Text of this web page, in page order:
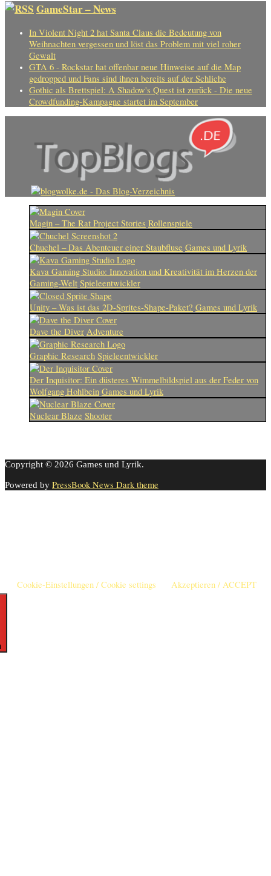
GameStar – News
In Violent Night 2 hat Santa Claus die Bedeutung von
Weihnachten vergessen und löst das Problem mit viel roher
Gewalt
GTA 6 - Rockstar hat offenbar neue Hinweise auf die Map
gedropped und Fans sind ihnen bereits auf der Schliche
Gothic als Brettspiel: A Shadow's Quest ist zurück - Die neue
Crowdfunding-Kampagne startet im September
Magin – The Rat Project Stories Rollenspiele
Chuchel – Das Abenteuer einer Staubfluse Games und Lyrik
Kava Gaming Studio: Innovation und Kreativität im Herzen der
Gaming-Welt Spieleentwickler
Unity – Was ist das 2D-Sprites-Shape-Paket? Games und Lyrik
Dave the Diver Adventure
Graphic Research Spieleentwickler
Der Inquisitor: Ein düsteres Wimmelbildspiel aus der Feder von
Wolfgang Hohlbein Games und Lyrik
Nuclear Blaze Shooter
Copyright © 2026 Games und Lyrik.
Powered by PressBook News Dark theme
Cookie-Einstellungen / Cookie settings Akzeptieren / ACCEPT